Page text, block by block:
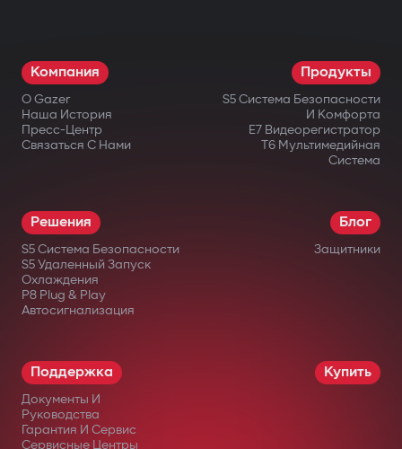
Компания
О Gazer
Наша История
Пресс-Центр
Связаться С Нами
Продукты
S5 Система Безопасности
И Комфорта
E7 Видеорегистратор
T6 Мультимедийная
Система
Решения
S5 Система Безопасности
S5 Удаленный Запуск
Охлаждения
P8 Plug & Play
Автосигнализация
Блог
Защитники
Поддержка
Документы И
Руководства
Гарантия И Сервис
Сервисные Центры
Купить